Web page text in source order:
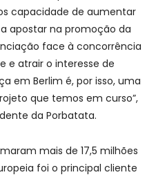
capacidade de aumentar
apostar na promoção da
face à concorrência
e atrair o interesse de
em Berlim é, por isso, uma
que temos em curso”,
da Porbatata.
mais de 17,5 milhões
foi o principal cliente